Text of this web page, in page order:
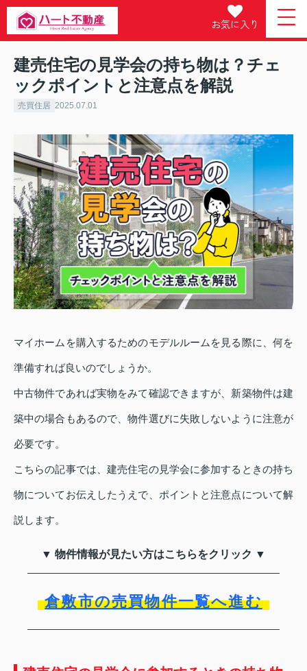
お気に入り
建売住宅の見学会の持ち物は？チェ
ックポイントと注意点を解説
売買住居 2025.07.01
マイホームを購入するためのモデルルームを見る際に、何を
準備すれば良いのでしょうか。
中古物件であれば実物をみて確認できますが、新築物件は建
築中の場合もあるので、物件選びに失敗しないように注意が
必要です。
こちらの記事では、建売住宅の見学会に参加するときの持ち
物についてお伝えしたうえで、ポイントと注意点について解
説します。
▼ 物件情報が見たい方はこちらをクリック ▼
倉敷市の売買物件一覧へ進む